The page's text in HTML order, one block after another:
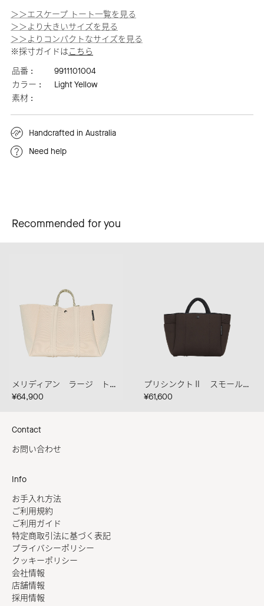
＞＞エスケープ トート一覧を見る
＞＞より大きいサイズを見る
＞＞よりコンパクトなサイズを見る
※採寸ガイドはこちら
品番 :
9911101004
カラー :
Light Yellow
素材 :
Handcrafted in Australia
Need help
Recommended for you
メリディアン ラージ トート クレマ
¥64,900
プリシンクトⅡ スモール カカオ
¥61,600
Contact
お問い合わせ
Info
お手入れ方法
ご利用規約
ご利用ガイド
特定商取引法に基づく表記
プライバシーポリシー
クッキーポリシー
会社情報
店舗情報
採用情報